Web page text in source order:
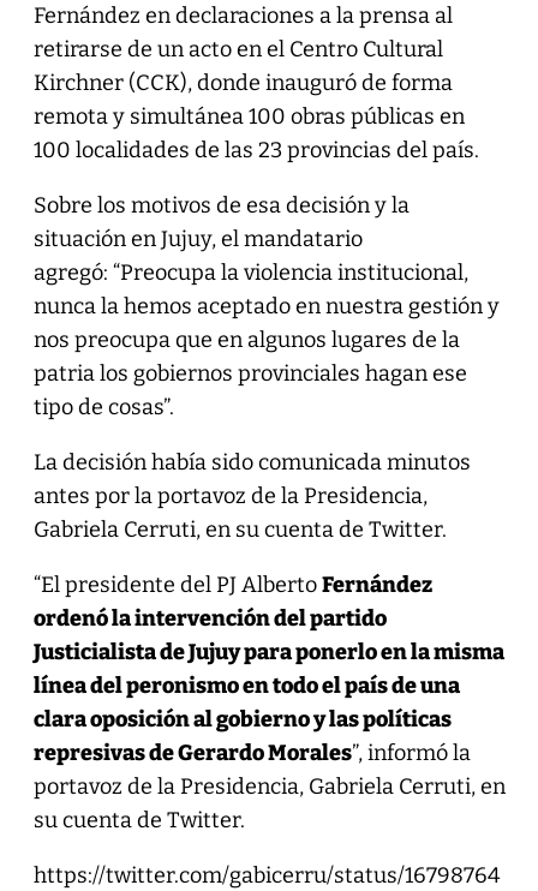
Fernández en declaraciones a la prensa al
retirarse de un acto en el Centro Cultural
Kirchner (CCK), donde inauguró de forma
remota y simultánea 100 obras públicas en
100 localidades de las 23 provincias del país.
Sobre los motivos de esa decisión y la
situación en Jujuy, el mandatario
agregó: “Preocupa la violencia institucional,
nunca la hemos aceptado en nuestra gestión y
nos preocupa que en algunos lugares de la
patria los gobiernos provinciales hagan ese
tipo de cosas”.
La decisión había sido comunicada minutos
antes por la portavoz de la Presidencia,
Gabriela Cerruti, en su cuenta de Twitter.
“El presidente del PJ AlbertoFernández
ordenó la intervención del partido
Justicialista de Jujuy para ponerlo en la misma
línea del peronismo en todo el país de una
clara oposición al gobierno y las políticas
represivas de Gerardo Morales”, informó la
portavoz de la Presidencia, Gabriela Cerruti, en
su cuenta de Twitter.
https://twitter.com/gabicerru/status/16798764